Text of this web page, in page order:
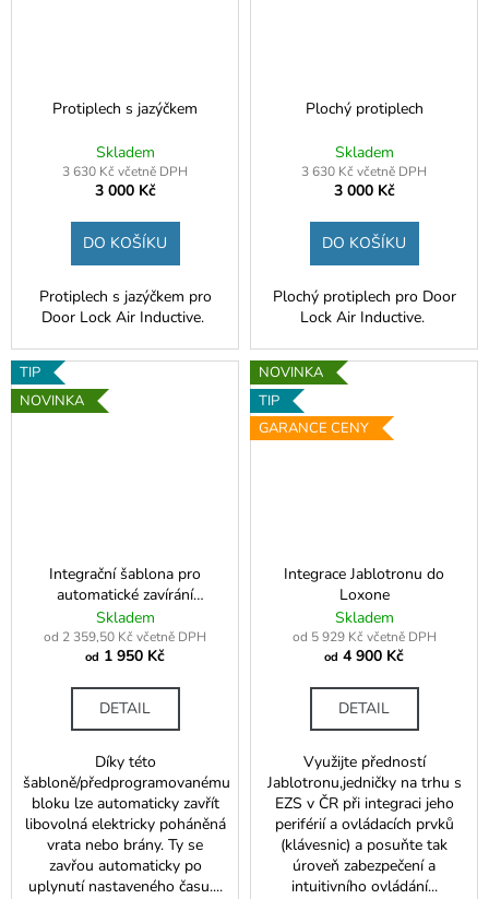
Protiplech s jazýčkem
Skladem
3 630 Kč včetně DPH
3 000 Kč
DO KOŠÍKU
Protiplech s jazýčkem pro
Door Lock Air Inductive.
Plochý protiplech
Skladem
3 630 Kč včetně DPH
3 000 Kč
DO KOŠÍKU
Plochý protiplech pro Door
Lock Air Inductive.
TIP
NOVINKA
Integrační šablona pro
automatické zavírání
elektrických pohonů
Skladem
od 2 359,50 Kč včetně DPH
od 1 950 Kč
DETAIL
Díky této
šabloně/předprogramovanému
bloku lze automaticky zavřít
libovolná elektricky poháněná
vrata nebo brány. Ty se
zavřou automaticky po
uplynutí nastaveného času....
NOVINKA
TIP
GARANCE CENY
Integrace Jablotronu do
Loxone
Skladem
od 5 929 Kč včetně DPH
od 4 900 Kč
DETAIL
Využijte předností
Jablotronu,jedničky na trhu s
EZS v ČR při integraci jeho
periférií a ovládacích prvků
(klávesnic) a posuňte tak
úroveň zabezpečení a
intuitivního ovládání...